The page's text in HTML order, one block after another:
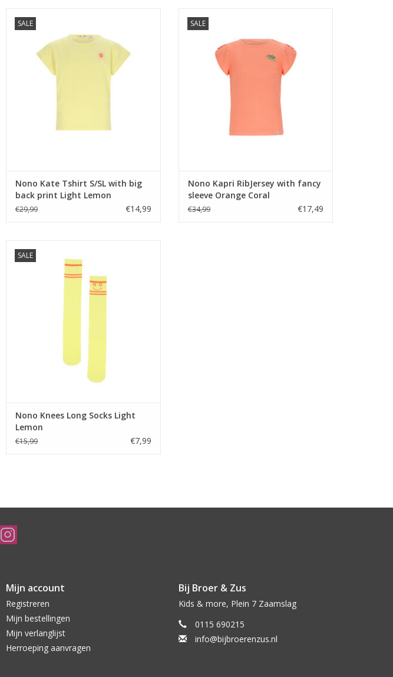
SALE
TOEVOEGEN AAN WINKELWAGEN
Nono Kate Tshirt S/SL with big
back print Light Lemon
€29,99 €14,99
SALE
TOEVOEGEN AAN WINKELWAGEN
Nono Kapri RibJersey with fancy
sleeve Orange Coral
€34,99 €17,49
SALE
TOEVOEGEN AAN WINKELWAGEN
Nono Knees Long Socks Light
Lemon
€15,99 €7,99
Mijn account
Registreren
Mijn bestellingen
Mijn verlanglijst
Herroeping aanvragen
Bij Broer & Zus
Kids & more, Plein 7 Zaamslag
0115 690215
info@bijbroerenzus.nl